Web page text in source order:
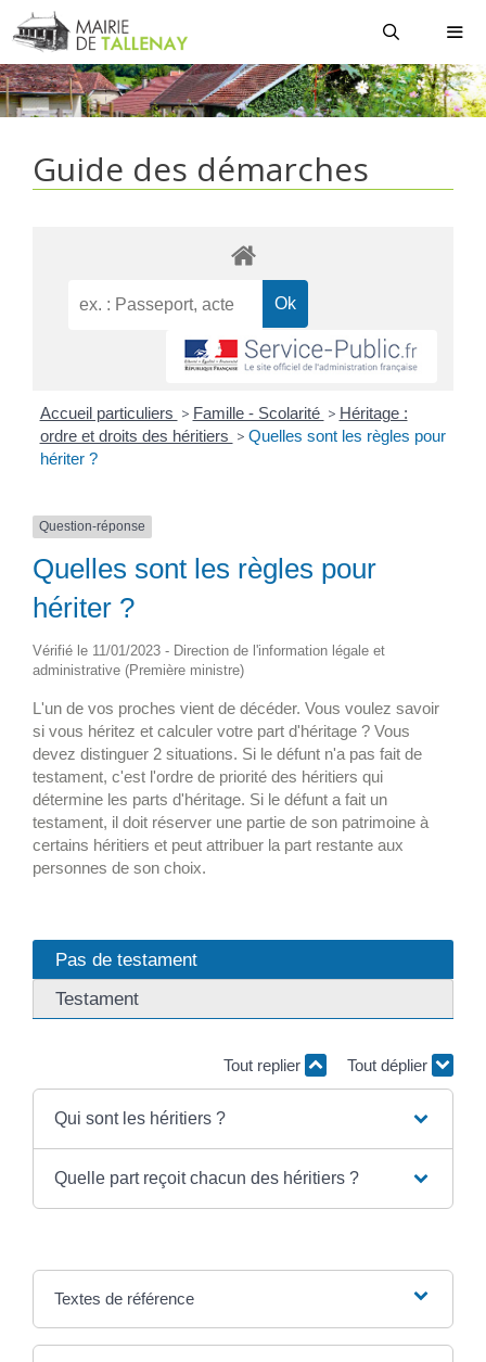
Aller
au
contenu
Guide des démarches
Accueil particuliers > Famille - Scolarité > Héritage :
ordre et droits des héritiers > Quelles sont les règles pour
hériter ?
Question-réponse
Quelles sont les règles pour
hériter ?
Vérifié le 11/01/2023 - Direction de l'information légale et
administrative (Première ministre)
L'un de vos proches vient de décéder. Vous voulez savoir
si vous héritez et calculer votre part d'héritage ? Vous
devez distinguer 2 situations. Si le défunt n'a pas fait de
testament, c'est l'ordre de priorité des héritiers qui
détermine les parts d'héritage. Si le défunt a fait un
testament, il doit réserver une partie de son patrimoine à
certains héritiers et peut attribuer la part restante aux
personnes de son choix.
Pas de testament
Testament
Tout replier Tout déplier
Qui sont les héritiers ?
Quelle part reçoit chacun des héritiers ?
Textes de référence